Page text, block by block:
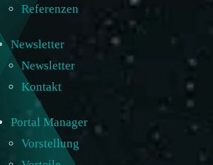
Referenzen
Newsletter
Newsletter
Kontakt
Portal Manager
Vorstellung